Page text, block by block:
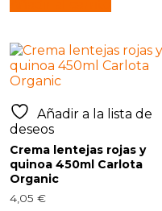
Añadir a la lista de
deseos
Crema lentejas rojas y
quinoa 450ml Carlota
Organic
4,05€